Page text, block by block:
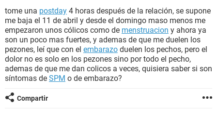
SEXUALIDAD
GLOSARIO
tome una postday 4 horas después de la relación, se supone
me baja el 11 de abril y desde el domingo maso menos me
empezaron unos cólicos como de menstruacion y ahora ya
son un poco mas fuertes, y ademas de que me duelen los
pezones, leí que con el embarazo duelen los pechos, pero el
dolor no es solo en los pezones sino por todo el pecho,
ademas de que me dan colicos a veces, quisiera saber si son
síntomas de SPM o de embarazo?
Compartir